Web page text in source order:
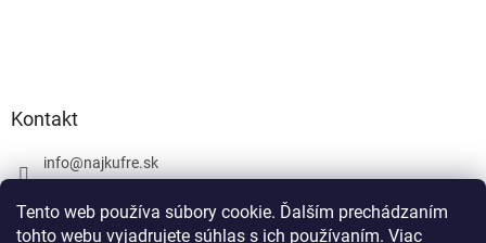
Tento web používa súbory cookie. Ďalším prechádzaním
tohto webu vyjadrujete súhlas s ich používaním. Viac
Kontakt
info@najkufre.sk
Facebook